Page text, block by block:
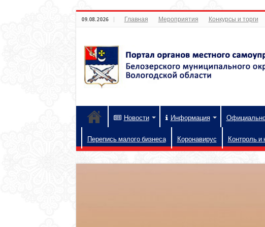
09.08.2026 Главная Мероприятия Конкурсы и торги
Новости Информация
Перепись малого бизнеса Коронавирус Контроль и